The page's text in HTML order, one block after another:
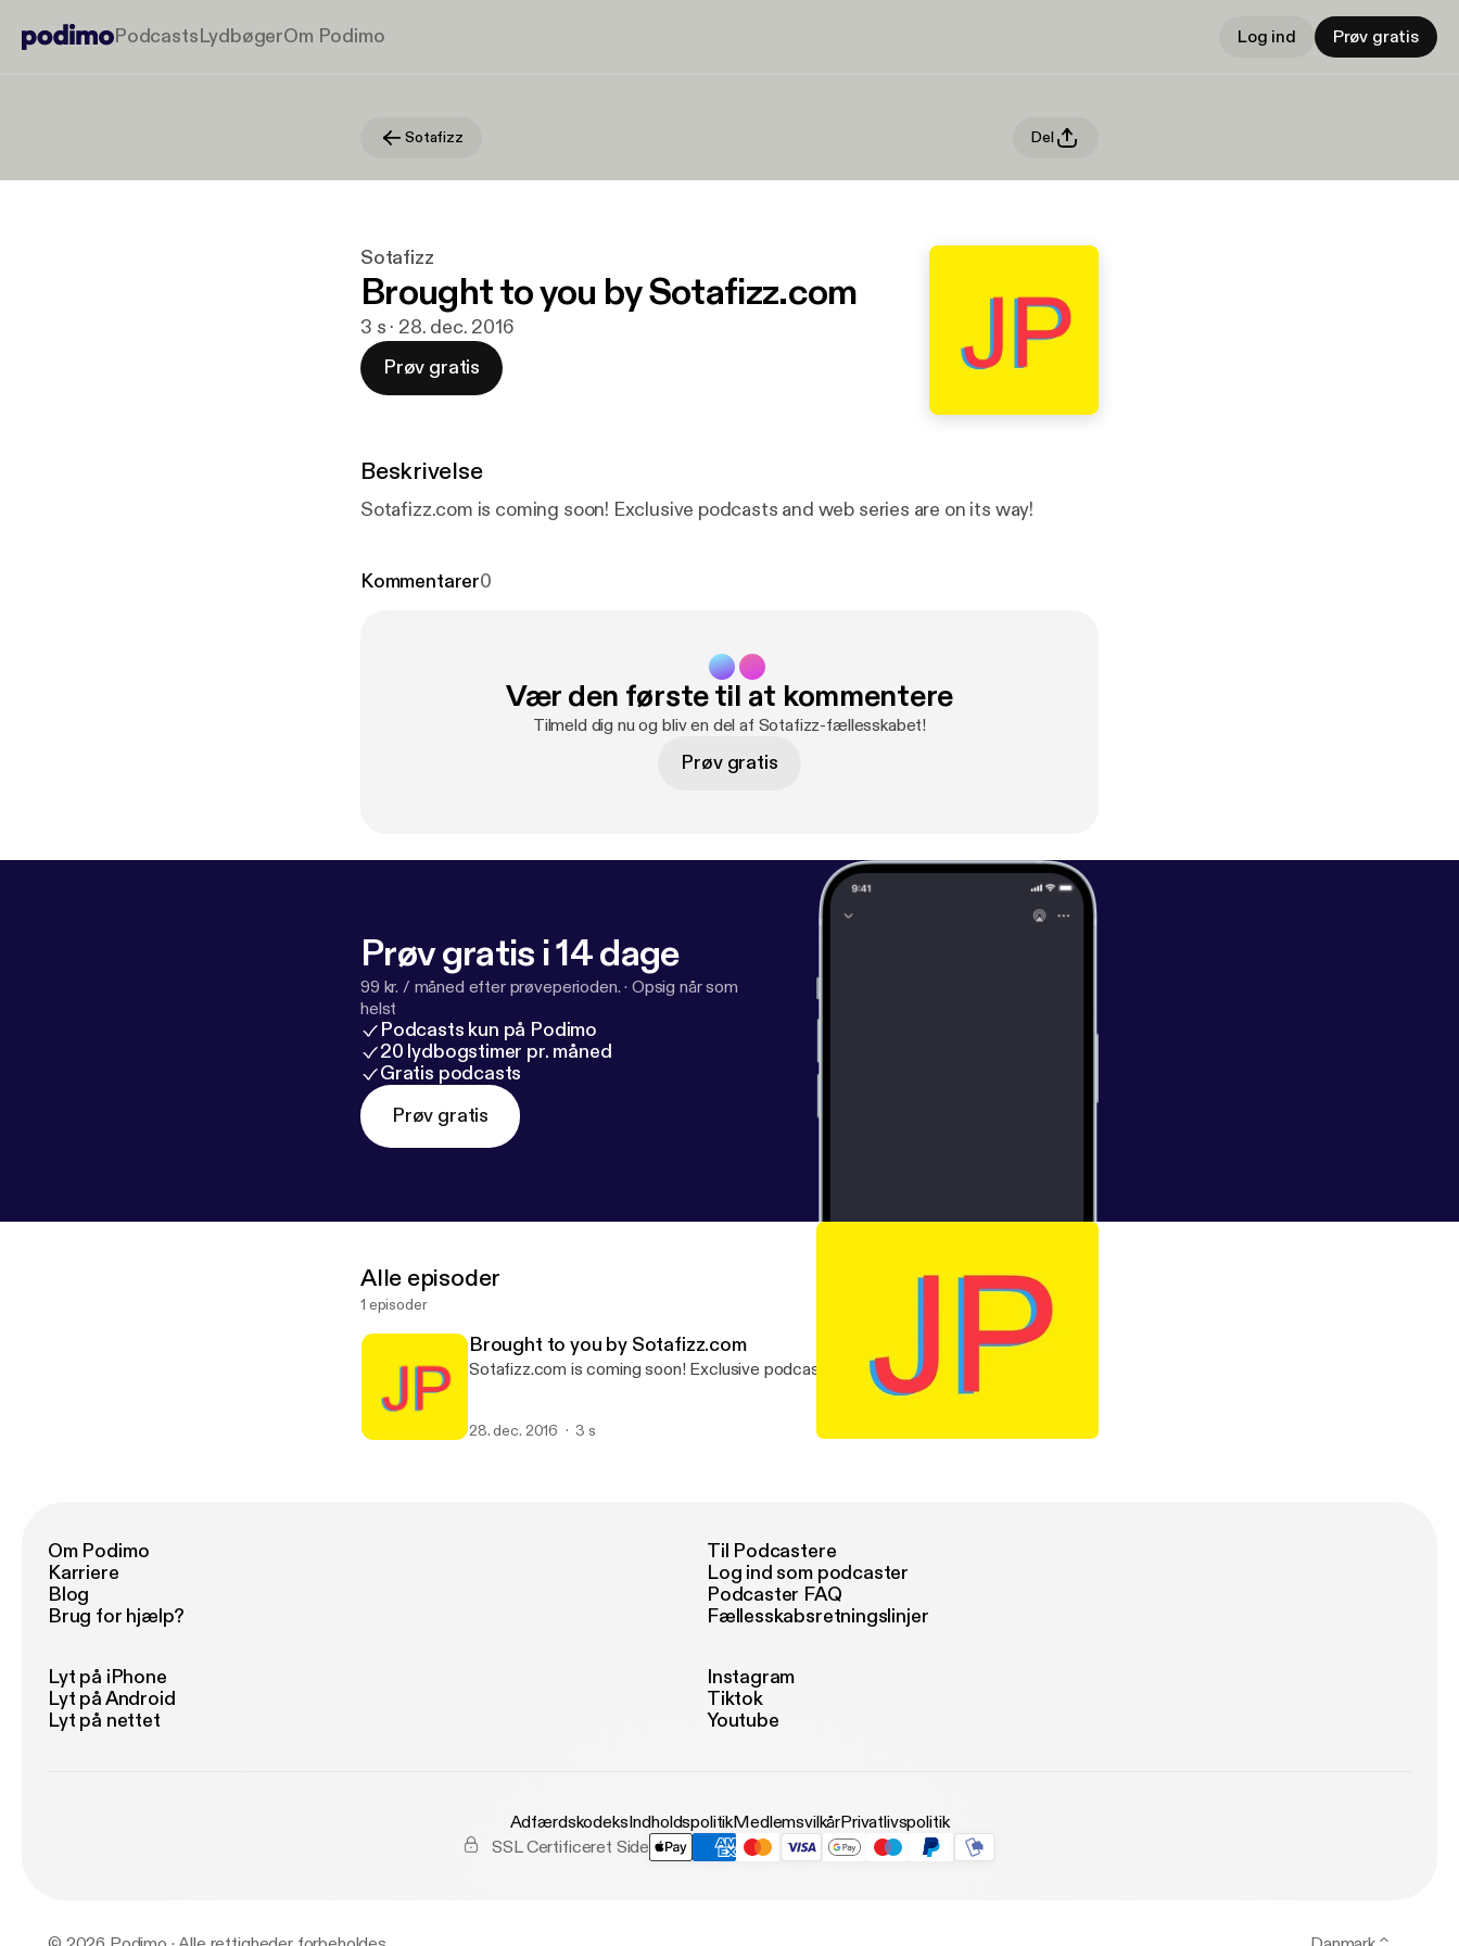
PodcastsLydbøgerOm Podimo Log ind Prøv gratis
Sotafizz Del
Sotafizz
Brought to you by Sotafizz.com
3 s · 28. dec. 2016
Prøv gratis
Beskrivelse
Sotafizz.com is coming soon! Exclusive podcasts and web series are on its way!
Kommentarer0
Vær den første til at kommentere
Tilmeld dig nu og bliv en del af Sotafizz-fællesskabet!
Prøv gratis
Prøv gratis i 14 dage
99 kr. / måned efter prøveperioden. · Opsig når som
helst
Podcasts kun på Podimo
20 lydbogstimer pr. måned
Gratis podcasts
Prøv gratis
Alle episoder
1 episoder
Brought to you by Sotafizz.com
Sotafizz.com is coming soon! Exclusive podcasts and web series are on its way!
28. dec. 2016 3 s
Om Podimo
Karriere
Blog
Brug for hjælp?
Til Podcastere
Log ind som podcaster
Podcaster FAQ
Fællesskabsretningslinjer
Lyt på iPhone
Lyt på Android
Lyt på nettet
Instagram
Tiktok
Youtube
AdfærdskodeksIndholdspolitikMedlemsvilkårPrivatlivspolitik
SSL Certificeret Side